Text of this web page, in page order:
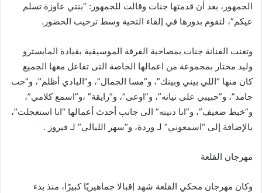
الجمهور، بعد أن قدمتها جنات وقالت للجمهور: “بنتي عاوزة تسلم
عيكم”، لتقوم بدورها في إلقاء التحية وسط ترحيب الحضور.
وتغنت الفنانة جنات بمصاحبة الفرقة الموسيقية بقيادة المايسترو
وليد مختار بمجموعة من اعمالها الخاصة التى تفاعل معها الجميع
كان منها “اللي بيني وبينك”، و”مسا الجمال”، و”البادي أظلم”، و”حب
جامد”، و”حبيبي على نياته”، و”اوعى”، و”رايقة” ،و”اسمع كلامي”،
و”خيط ضعيف”، و”انا دنيته” الى جانب أحدث أعمالها “انا استعجلت”،
بالإضافة إلى “اسمعوني” لـ وردة، و”سهر الليالي” لـ فيروز .
مهرجان القلعة
وكان مهرجان محكي القلعة شهد إقبالا جماهيريًا كبيرًا، منذ بدء